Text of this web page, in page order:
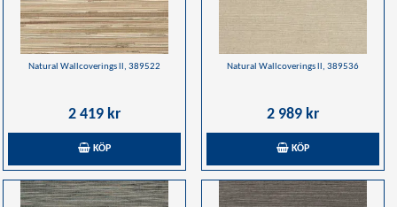
Natural Wallcoverings ll, 389522
2 419 kr
KÖP
Natural Wallcoverings ll, 389536
2 989 kr
KÖP